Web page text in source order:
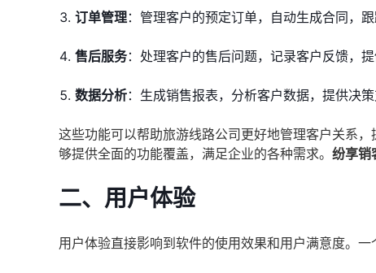
订单管理：管理客户的预定订单，自动生成合同，跟
售后服务：处理客户的售后问题，记录客户反馈，提
数据分析：生成销售报表，分析客户数据，提供决策
这些功能可以帮助旅游线路公司更好地管理客户关系
够提供全面的功能覆盖，满足企业的各种需求。 纷享销
二、用户体验
用户体验直接影响到软件的使用效果和用户满意度。一